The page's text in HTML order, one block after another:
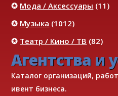
✪ Мода / Аксессуары (11)
✪ Музыка (1012)
✪ Театр / Кино / ТВ (82)
Агентства и
Каталог организаций,
ивент бизнеса.